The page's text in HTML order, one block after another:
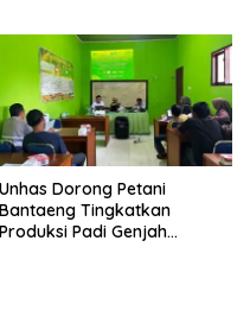
Unhas Dorong Petani
Bantaeng Tingkatkan
Produksi Padi Genjah